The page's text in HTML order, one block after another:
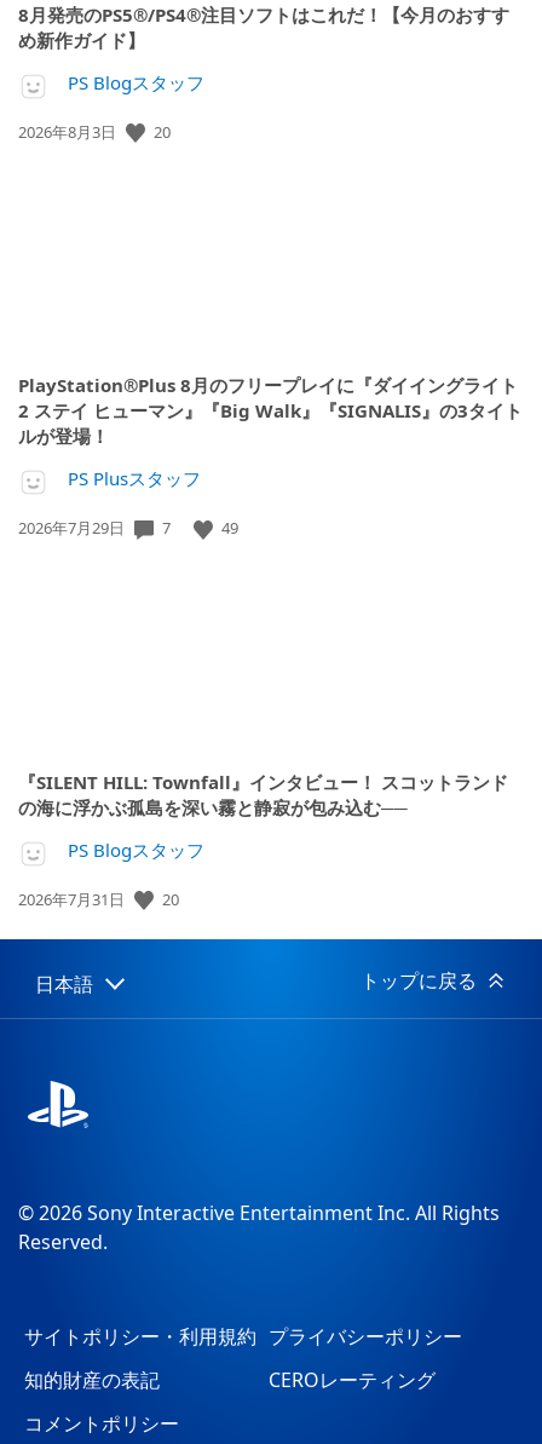
8月発売のPS5®/PS4®注目ソフトはこれだ！【今月のおすす
め新作ガイド】
PS Blogスタッフ
公
2026年8月3日 20
PlayStation®Plus 8月のフリープレイに『ダイイングライト
2 ステイ ヒューマン』『Big Walk』『SIGNALIS』の3タイト
ルが登場！
PS Plusスタッフ
公
2026年7月29日 7 49
『SILENT HILL: Townfall』インタビュー！ スコットランド
の海に浮かぶ孤島を深い霧と静寂が包み込む──
PS Blogスタッフ
公
日:
2026年7月31日 20
Select
a
Current
region:
日本語 トップに戻る
© 2026 Sony Interactive Entertainment Inc. All Rights
Reserved.
サイトポリシー・利用規約 プライバシーポリシー
知的財産の表記
CEROレーティング
コメントポリシー